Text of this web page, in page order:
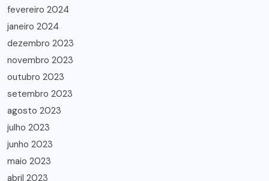
fevereiro 2024
janeiro 2024
dezembro 2023
novembro 2023
outubro 2023
setembro 2023
agosto 2023
julho 2023
junho 2023
maio 2023
abril 2023